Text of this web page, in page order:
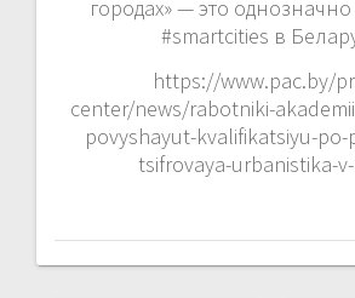
городах» — это
#smartcities в
https://www.pac.by/
center/news/rabotniki-
povyshayut-kvalifikatsiyu-po-
tsifrovaya-urbanistika-